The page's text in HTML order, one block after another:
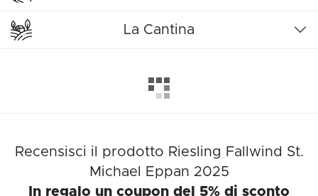
La Cantina
Recensisci il prodotto Riesling Fallwind St.
Michael Eppan 2025
In regalo un coupon del 5% di sconto